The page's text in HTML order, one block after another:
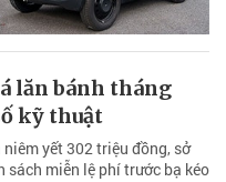
lăn bánh tháng
kỹ thuật
yết 302 triệu đồng, sở
sách miễn lệ phí trước bạ kéo